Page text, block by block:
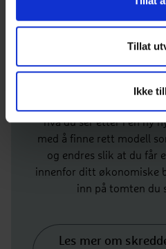
Tillat
Ikke
liten? Eller kanskje den er
du flere soverom eller
hytta? Kanskje du ønsker
en helt annen stilart? Når
BoligPartner er det
hyttemodell slik at
hva du ser etter i en ny
med å finne rett modell
og endres slik at du får
innenfor ditt økonomiske
inn på tomten du
Les mer om